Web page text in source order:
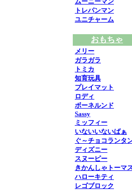
トレパンマン
ユニチャーム
おもちゃ
メリー
ガラガラ
トミカ
知育玩具
プレイマット
ロディ
ボーネルンド
Sassy
ミッフィー
いないいないばぁ
ぐ～チョコランタ
ディズニー
スヌーピー
きかんしゃトーマ
ハローキティ
レゴブロック